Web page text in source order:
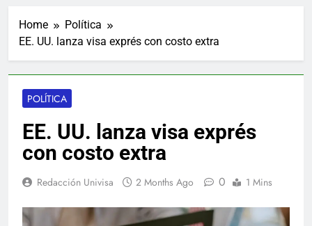
Home
Política
EE. UU. lanza visa exprés con costo extra
POLÍTICA
EE. UU. lanza visa exprés
con costo extra
Redacción Univisa 2 Months Ago 0 1 Mins